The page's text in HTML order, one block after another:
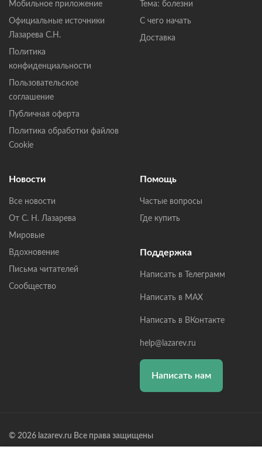
Мобильное приложение
Официальные источники
Лазарева С.Н.
Политика
конфиденциальности
Пользовательское
соглашение
Публичная оферта
Политика обработки файлов
Cookie
Тема: болезни
С чего начать
Доставка
Новости
Все новости
От С. Н. Лазарева
Мировые
Вдохновение
Письма читателей
Сообщество
Помощь
Частые вопросы
Где купить
Поддержка
Написать в Телеграмм
Написать в MAX
Написать в ВКонтакте
help@lazarev.ru
Написать нам
© 2026 lazarev.ru Все права защищены